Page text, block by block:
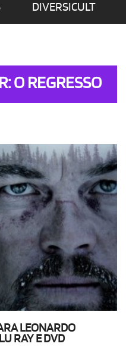
DIVERSICULT
EU QUERO!
O REGRESSO
LEONARDO
RAY E DVD